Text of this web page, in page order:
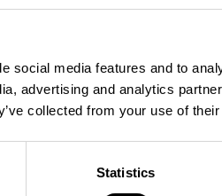
social media features and to
advertising and analytics
collected from your use of
Statistics